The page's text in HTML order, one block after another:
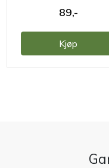
2 pk. ...
89,-
Kjøp